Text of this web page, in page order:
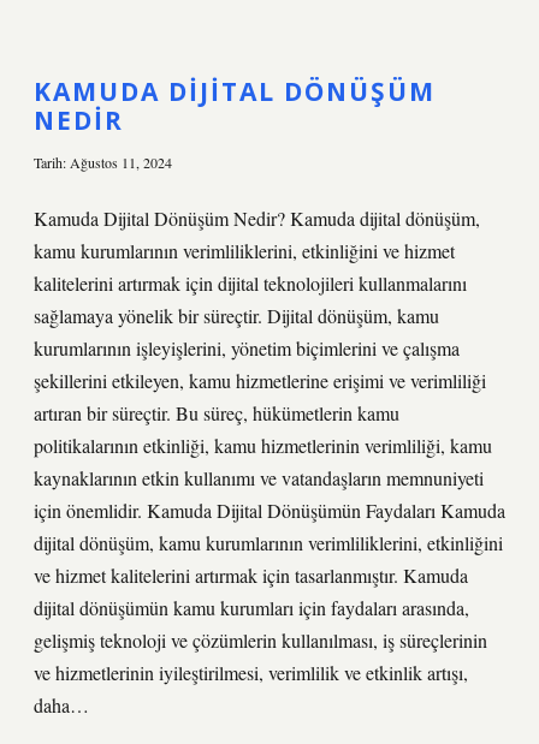
KAMUDA DIJITAL DÖNÜŞÜM
NEDIR
Tarih: Ağustos 11, 2024
Kamuda Dijital Dönüşüm Nedir? Kamuda dijital dönüşüm,
kamu kurumlarının verimliliklerini, etkinliğini ve hizmet
kalitelerini artırmak için dijital teknolojileri kullanmalarını
sağlamaya yönelik bir süreçtir. Dijital dönüşüm, kamu
kurumlarının işleyişlerini, yönetim biçimlerini ve çalışma
şekillerini etkileyen, kamu hizmetlerine erişimi ve verimliliği
artıran bir süreçtir. Bu süreç, hükümetlerin kamu
politikalarının etkinliği, kamu hizmetlerinin verimliliği, kamu
kaynaklarının etkin kullanımı ve vatandaşların memnuniyeti
için önemlidir. Kamuda Dijital Dönüşümün Faydaları Kamuda
dijital dönüşüm, kamu kurumlarının verimliliklerini, etkinliğini
ve hizmet kalitelerini artırmak için tasarlanmıştır. Kamuda
dijital dönüşümün kamu kurumları için faydaları arasında,
gelişmiş teknoloji ve çözümlerin kullanılması, iş süreçlerinin
ve hizmetlerinin iyileştirilmesi, verimlilik ve etkinlik artışı,
daha…